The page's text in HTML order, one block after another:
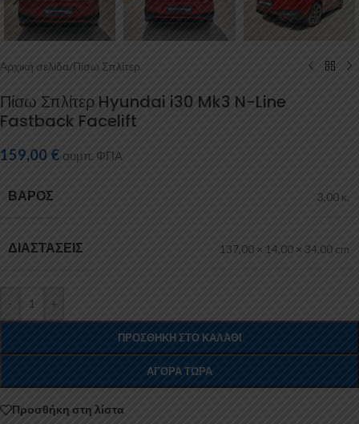
Αρχική σελίδα/Πίσω Σπλίτερ
Πίσω Σπλίτερ Hyundai i30 Mk3 N-Line
Fastback Facelift
159,00 € συμπ. ΦΠΑ
ΒΆΡΟΣ 3,00 κ.
ΔΙΑΣΤΆΣΕΙΣ 137,00 × 14,00 × 34,00 cm
- +
ΠΡΟΣΘΉΚΗ ΣΤΟ ΚΑΛΆΘΙ
ΑΓΟΡΆ ΤΏΡΑ
Προσθήκη στη λίστα